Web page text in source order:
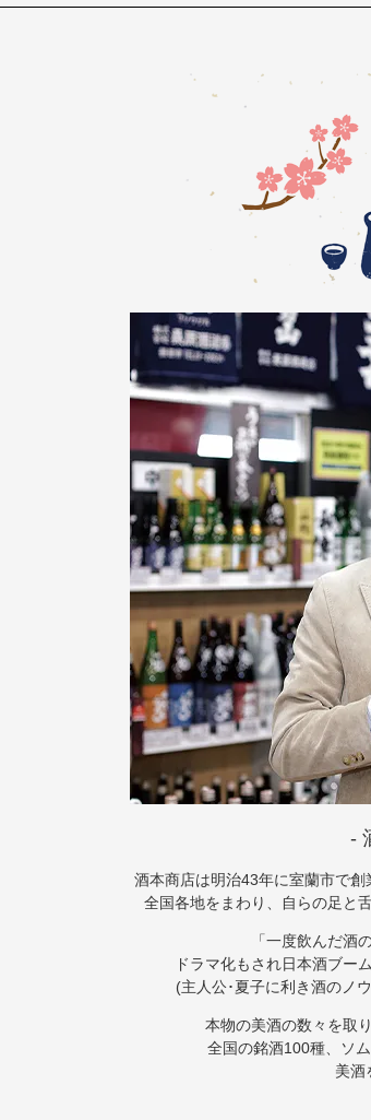
‐
酒本商店は明治43年に室蘭市で創
全国各地をまわり、自らの足と
「一度飲んだ酒
ドラマ化もされ日本酒ブー
(主人公･夏子に利き酒のノ
本物の美酒の数々を取
全国の銘酒100種、ソ
美酒